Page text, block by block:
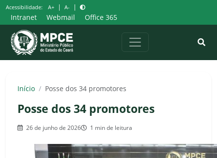
Pular
para
o
conteúdo
Acessibilidade: A+ | A- |
Intranet Webmail Office 365
Início / Posse dos 34 promotores
Posse dos 34 promotores
26 de junho de 2026 1 min de leitura